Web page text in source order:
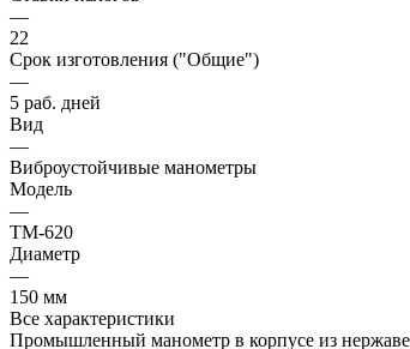
—
22
Срок изготовления ("Общие")
—
5 раб. дней
Вид
—
Виброустойчивые манометры
Модель
—
ТМ-620
Диаметр
—
150 мм
Все характеристики
Промышленный манометр в корпусе из